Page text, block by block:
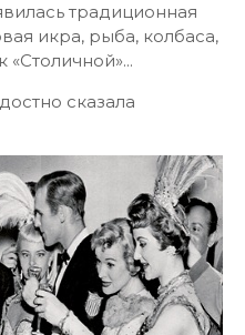
традиционная
икра, рыба, колбаса,
сказала